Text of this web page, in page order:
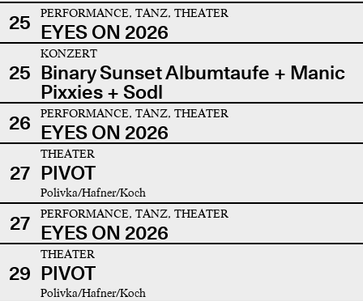
25 PERFORMANCE, TANZ, THEATER
EYES ON 2026
25
KONZERT
Binary Sunset Albumtaufe + Manic
Pixxies + Sodl
26
PERFORMANCE, TANZ, THEATER
EYES ON 2026
27
THEATER
PIVOT
Polivka/Hafner/Koch
27 PERFORMANCE, TANZ, THEATER
EYES ON 2026
29
THEATER
PIVOT
Polivka/Hafner/Koch